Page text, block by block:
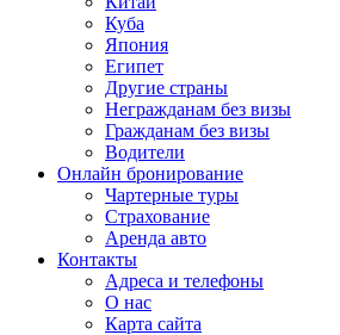
Куба
Япония
Египет
Другие страны
Негражданам без визы
Гражданам без визы
Водители
Онлайн бронирование
Чартерные туры
Страхование
Аренда авто
Контакты
Адреса и телефоны
О нас
Карта сайта